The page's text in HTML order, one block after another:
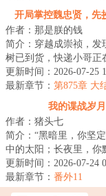
讨倭！讨倭！（求月票
开局掌控魏忠贤，先
亿！
作者：那是朕的钱
简介：穿越成崇祯，发
树已到货，快递小哥正
路上。怎么办？在线等
的！【大明集团破...
更新时间：2026-07-25
最新章节： 第875章 大
我的谍战岁月
作者：猪头七
简介：“黑暗里，你坚
中的太阳；长夜里，你
生黎明的曙光；虎穴中
负重，周旋待...
更新时间：2026-07-24
最新章节： 番外11